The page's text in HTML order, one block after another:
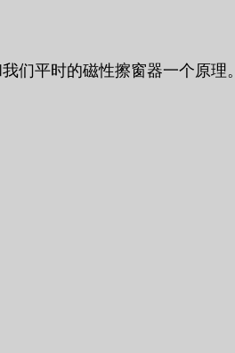
们平时的磁性擦窗器一个原理。